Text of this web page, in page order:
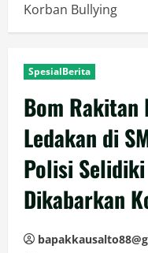
Korban Bullying
SpesialBerita
Bom Rakitan
Ledakan di
Polisi
Dikabarkan